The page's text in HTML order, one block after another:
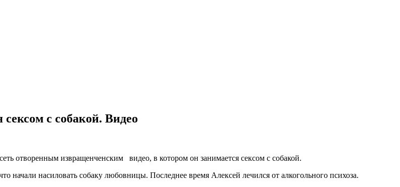
с собакой. Видео
отворенным извращенченским видео, в котором он занимается сексом с собакой.
начали насиловать собаку любовницы. Последнее время Алексей лечился от алкогольного психоза.